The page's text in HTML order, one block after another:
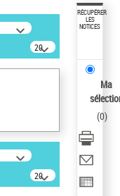
20
résultats/page
20
résultats/page
RÉCUPÉRER
LES
NOTICES
Ma
(0)